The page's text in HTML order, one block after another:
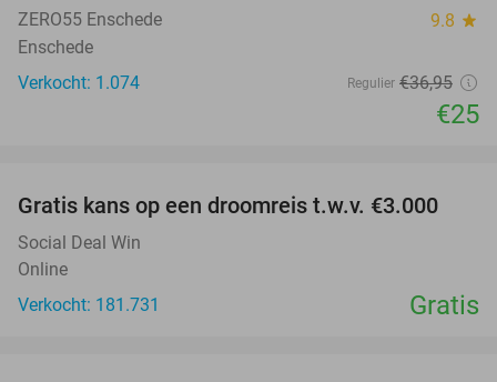
ZERO55 Enschede 9.8 star
Enschede
Verkocht: 1.074
Regulier €36,95
€25
Gratis kans op een droomreis t.w.v. €3.000
Social Deal Win
Online
Verkocht: 181.731
Gratis